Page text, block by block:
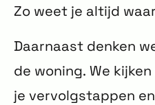
Zo weet je altijd
Daarnaast denken
de woning. We
je vervolgstappen